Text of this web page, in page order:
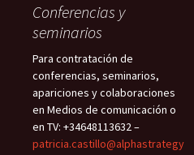
Conferencias y
seminarios
Para contratación de
conferencias, seminarios,
apariciones y colaboraciones
en Medios de comunicación o
en TV: +34648113632 –
patricia.castillo@alphastrategy